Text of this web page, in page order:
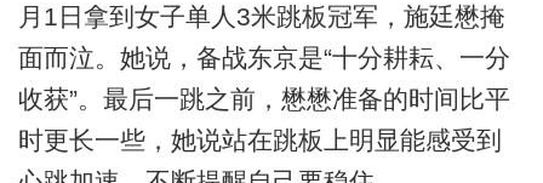
月1日拿到女子单人3米跳板冠军，施廷懋掩
面而泣。她说，备战东京是“十分耕耘、一分
收获”。最后一跳之前，懋懋准备的时间比平
时更长一些，她说站在跳板上明显能感受到